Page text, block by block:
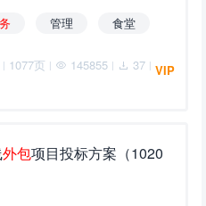
务 管理 食堂
| 1077页 | 145855 | 37 | VIP
外包项目投标方案（1020